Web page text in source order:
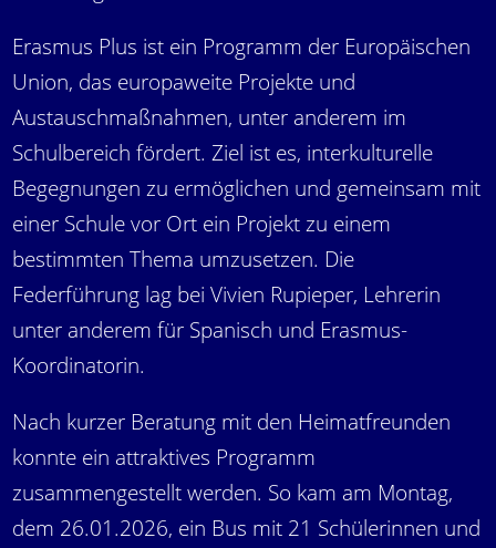
Erasmus Plus ist ein Programm der Europäischen
Union, das europaweite Projekte und
Austauschmaßnahmen, unter anderem im
Schulbereich fördert. Ziel ist es, interkulturelle
Begegnungen zu ermöglichen und gemeinsam mit
einer Schule vor Ort ein Projekt zu einem
bestimmten Thema umzusetzen. Die
Federführung lag bei Vivien Rupieper, Lehrerin
unter anderem für Spanisch und Erasmus-
Koordinatorin.
Nach kurzer Beratung mit den Heimatfreunden
konnte ein attraktives Programm
zusammengestellt werden. So kam am Montag,
dem 26.01.2026, ein Bus mit 21 Schülerinnen und